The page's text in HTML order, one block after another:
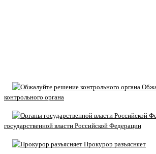
контрольного органа
государственной власти Российской Федерации
Прокурор разъясняет